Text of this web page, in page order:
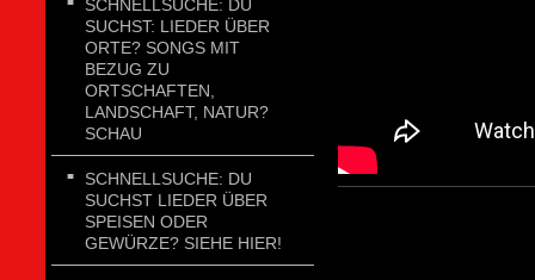
SCHNELLSUCHE: DU
SUCHST: LIEDER ÜBER
ORTE? SONGS MIT
BEZUG ZU
ORTSCHAFTEN,
LANDSCHAFT, NATUR?
SCHAU
SCHNELLSUCHE: DU
SUCHST LIEDER ÜBER
SPEISEN ODER
GEWÜRZE? SIEHE HIER!